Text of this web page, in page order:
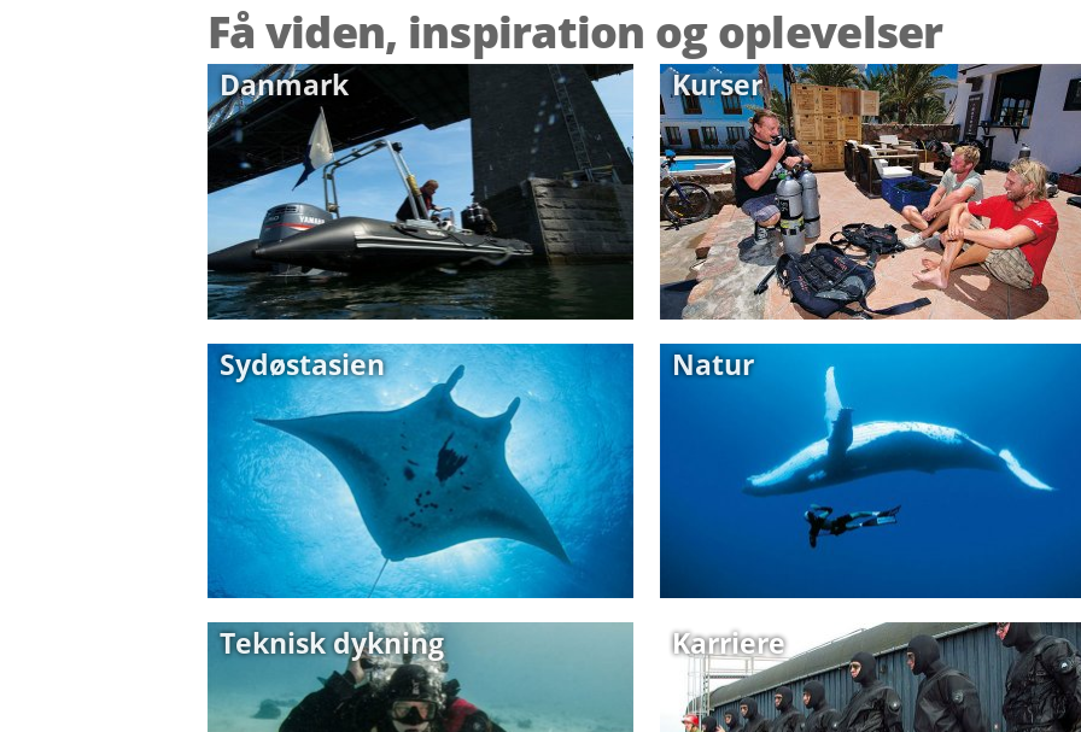
Få viden, inspiration og oplevelser
Danmark Kurser
Sydøstasien Natur
Teknisk dykning Karriere